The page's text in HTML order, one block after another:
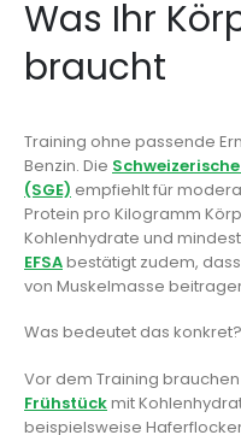
Was Ihr
braucht
Training ohne passende
Benzin. Die
(SGE) empfiehlt für
Protein pro Kilogramm
Kohlenhydrate und
EFSAbestätigt zudem,
von Muskelmasse
Was bedeutet das konkret?
Vor dem Training brauchen
Frühstückmit
beispielsweise